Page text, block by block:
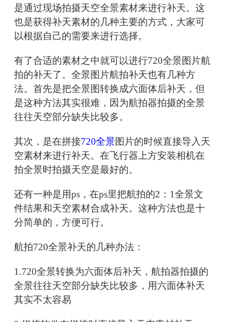
是通过现场拍摄天空全景素材来进行补天。这
也是获得补天素材的几种主要的方式，大家可
以根据自己的需要来进行选择。
有了合适的素材之中就可以进行720全景图片航
拍的补天了。全景图片航拍补天也有几种方
法。首先是把全景图转换成六面体后补天，但
是这种方法其实很难，因为航拍器拍摄的全景
往往天空部分缺失比较多。
其次，是在拼接720全景图片的时候直接导入天
空素材来进行补天。在飞行器上方安装相机在
拍全景时拍摄天空是最好的。
还有一种是用ps，在ps里把航拍的2：1全景文
件结果和天空素材合成补天。这种方法也是十
分简单的，方便可行。
航拍720全景补天的几种办法：
1.720全景转换为六面体后补天，航拍器拍摄的
全景往往天空部分缺失比较多，用六面体补天
其实不太容易